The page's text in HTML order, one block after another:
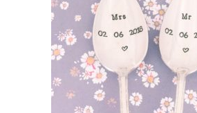
LOT « MARIAGE » DE
CUILLÈRES GRAVÉES
PERSONNALISÉES
65,00
€
AJOUTER AU